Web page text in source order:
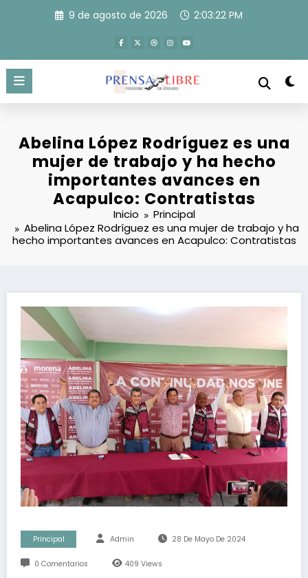
9 de agosto de 2026 2:03:23 PM
Abelina López Rodríguez es una
mujer de trabajo y ha hecho
importantes avances en
Acapulco: Contratistas
Inicio
Principal
Abelina López Rodríguez es una mujer de trabajo y ha
hecho importantes avances en Acapulco: Contratistas
Principal Admin 28 De Mayo De 2024
0 Comentarios 409 Views